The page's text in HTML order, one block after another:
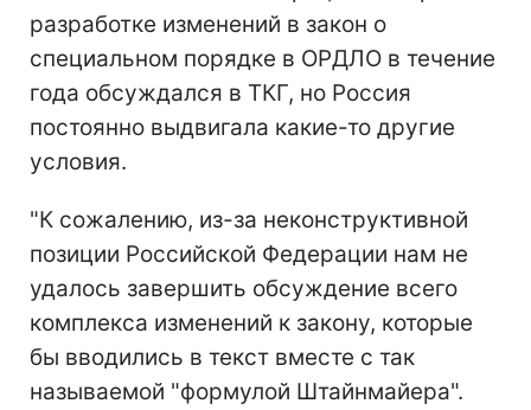
разработке изменений в закон о
специальном порядке в ОРДЛО в течение
года обсуждался в ТКГ, но Россия
постоянно выдвигала какие-то другие
условия.
"К сожалению, из-за неконструктивной
позиции Российской Федерации нам не
удалось завершить обсуждение всего
комплекса изменений к закону, которые
бы вводились в текст вместе с так
называемой "формулой Штайнмайера".